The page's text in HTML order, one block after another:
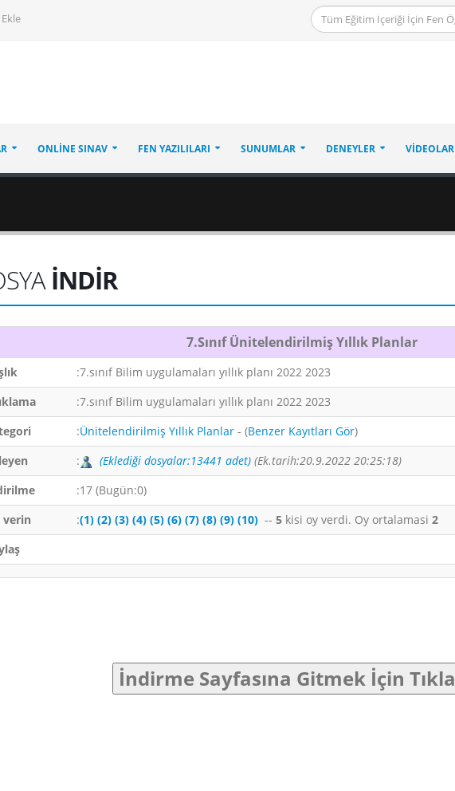
ONLINE SINAV FEN YAZILILARI SUNUMLAR DENEYLER VIDEOLAR
İNDİR
7.Sınıf Ünitelendirilmiş Yıllık Planlar
:7.sınıf Bilim uygulamaları yıllık planı 2022 2023
:7.sınıf Bilim uygulamaları yıllık planı 2022 2023
:Ünitelendirilmiş Yıllık Planlar - (Benzer Kayıtları Gör)
: (Eklediği dosyalar:13441 adet) (Ek.tarih:20.9.2022 20:25:18)
:17 (Bugün:0)
verin
:(1) (2) (3) (4) (5) (6) (7) (8) (9) (10) --5 kisi oy verdi. Oy ortalamasi2